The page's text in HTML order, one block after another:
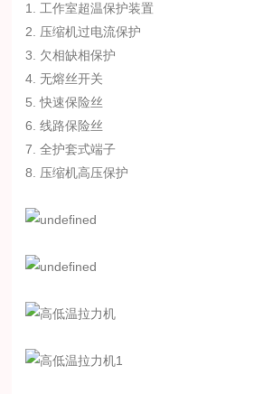
1. 工作室超温保护装置
2. 压缩机过电流保护
3. 欠相缺相保护
4. 无熔丝开关
5. 快速保险丝
6. 线路保险丝
7. 全护套式端子
8. 压缩机高压保护